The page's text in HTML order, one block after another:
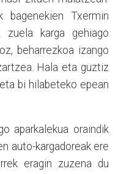
bagenekien Txermin
zuela karga gehiago
beharrezkoa izango
Hala eta guztiz
bi hilabeteko epean
aparkalekua oraindik
auto-kargadoreak ere
eragin zuzena du